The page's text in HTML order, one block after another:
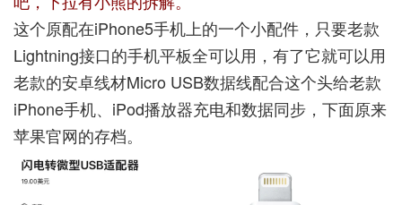
这个原配在iPhone5手机上的一个小配件，只要老款
Lightning接口的手机平板全可以用，有了它就可以用
老款的安卓线材Micro USB数据线配合这个头给老款
iPhone手机、iPod播放器充电和数据同步，下面原来
苹果官网的存档。